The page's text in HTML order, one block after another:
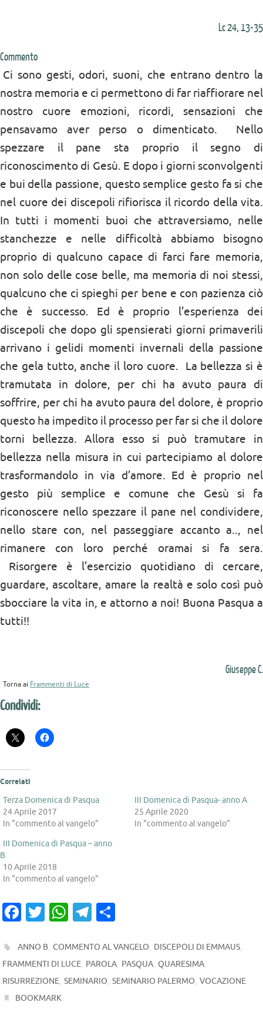
Lc 24, 13-35
Commento
Ci sono gesti, odori, suoni, che entrano dentro la
nostra memoria e ci permettono di far riaffiorare nel
nostro cuore emozioni, ricordi, sensazioni che
pensavamo aver perso o dimenticato. Nello
spezzare il pane sta proprio il segno di
riconoscimento di Gesù. E dopo i giorni sconvolgenti
e bui della passione, questo semplice gesto fa si che
nel cuore dei discepoli rifiorisca il ricordo della vita.
In tutti i momenti buoi che attraversiamo, nelle
stanchezze e nelle difficoltà abbiamo bisogno
proprio di qualcuno capace di farci fare memoria,
non solo delle cose belle, ma memoria di noi stessi,
qualcuno che ci spieghi per bene e con pazienza ciò
che è successo. Ed è proprio l’esperienza dei
discepoli che dopo gli spensierati giorni primaverili
arrivano i gelidi momenti invernali della passione
che gela tutto, anche il loro cuore. La bellezza si è
tramutata in dolore, per chi ha avuto paura di
soffrire, per chi ha avuto paura del dolore, è proprio
questo ha impedito il processo per far si che il dolore
torni bellezza. Allora esso si può tramutare in
bellezza nella misura in cui partecipiamo al dolore
trasformandolo in via d’amore. Ed è proprio nel
gesto più semplice e comune che Gesù si fa
riconoscere nello spezzare il pane nel condividere,
nello stare con, nel passeggiare accanto a.., nel
rimanere con loro perché oramai si fa sera.
Risorgere è l’esercizio quotidiano di cercare,
guardare, ascoltare, amare la realtà e solo così può
sbocciare la vita in, e attorno a noi! Buona Pasqua a
tutti!!
Giuseppe C.
Torna ai Frammenti di Luce
Condividi:
Correlati
Terza Domenica di Pasqua
24 Aprile 2017
In "commento al vangelo"
III Domenica di Pasqua- anno A
25 Aprile 2020
In "commento al vangelo"
III Domenica di Pasqua – anno
B
10 Aprile 2018
In "commento al vangelo"
Fa
e
b
o
o
T
it
te
r
W
at
s
A
T
e
gr
a
n
di
vi
ANNO B,COMMENTO AL VANGELO, DISCEPOLI DI EMMAUS,
FRAMMENTI DI LUCE, PAROLA, PASQUA, QUARESIMA,
RISURREZIONE, SEMINARIO, SEMINARIO PALERMO, VOCAZIONE
BOOKMARK